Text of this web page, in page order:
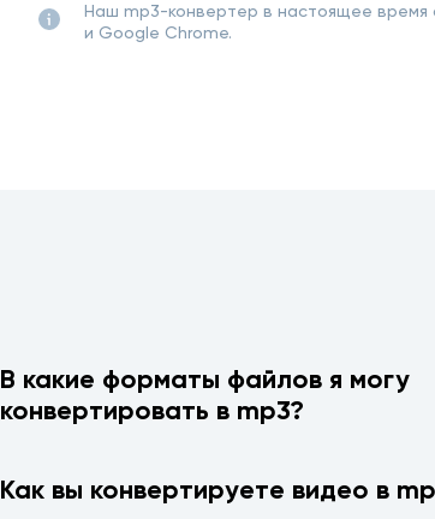
Наш mp3-конвертер в настоящее время
и Google Chrome.
В какие форматы файлов я могу
конвертировать в mp3?
Как вы конвертируете видео в